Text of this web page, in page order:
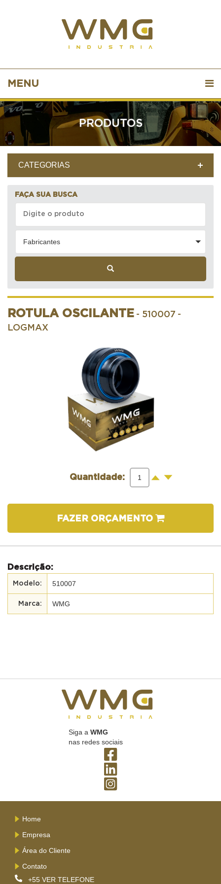
MENU
PRODUTOS
CATEGORIAS
FAÇA SUA BUSCA
Fabricantes
ROTULA OSCILANTE - 510007 -
LOGMAX
Quantidade: + -
FAZER ORÇAMENTO
Descrição:
510007
WMG
Siga a WMG
nas redes sociais
Home
Empresa
Área do Cliente
Contato
+55 VER TELEFONE